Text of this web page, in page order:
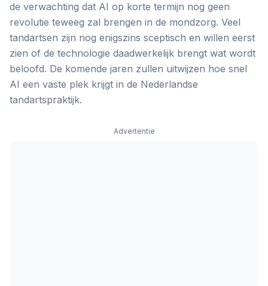
de verwachting dat AI op korte termijn nog geen
revolutie teweeg zal brengen in de mondzorg. Veel
tandartsen zijn nog enigszins sceptisch en willen eerst
zien of de technologie daadwerkelijk brengt wat wordt
beloofd. De komende jaren zullen uitwijzen hoe snel
AI een vaste plek krijgt in de Nederlandse
tandartspraktijk.
Advertentie